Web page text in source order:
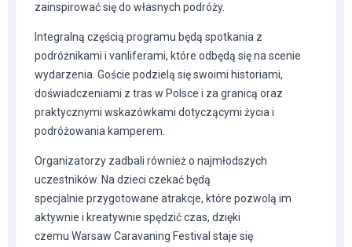
zainspirować się do własnych podróży.
Integralną częścią programu będą spotkania z
podróżnikami i vanliferami, które odbędą się na scenie
wydarzenia. Goście podzielą się swoimi historiami,
doświadczeniami z tras w Polsce i za granicą oraz
praktycznymi wskazówkami dotyczącymi życia i
podróżowania kamperem.
Organizatorzy zadbali również o najmłodszych
uczestników. Na dzieci czekać będą
specjalnie przygotowane atrakcje, które pozwolą im
aktywnie i kreatywnie spędzić czas, dzięki
czemu Warsaw Caravaning Festival staje się